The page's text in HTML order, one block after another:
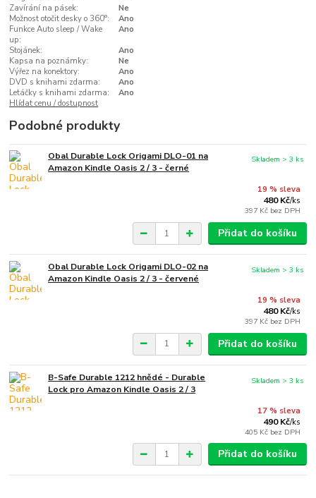
Zavírání na pásek:
Ne
Možnost otočit desky o 360°:
Ano
Funkce Auto sleep / Wake
up:
Ano
Stojánek:
Ano
Kapsa na poznámky:
Ne
Výřez na konektory:
Ano
DVD s knihami zdarma:
Ano
Letáčky s knihami zdarma:
Ano
Hlídat cenu / dostupnost
Podobné produkty
Obal Durable Lock Origami DLO-01 na
Amazon Kindle Oasis 2 / 3 - černé
19 % sleva
480 Kč/ks
397 Kč bez DPH
Skladem > 3 ks
Přidat do košíku
Obal Durable Lock Origami DLO-02 na
Amazon Kindle Oasis 2 / 3 - červené
19 % sleva
480 Kč/ks
397 Kč bez DPH
Skladem > 3 ks
Přidat do košíku
B-Safe Durable 1212 hnědé - Durable
Lock pro Amazon Kindle Oasis 2 / 3
17 % sleva
490 Kč/ks
405 Kč bez DPH
Skladem > 3 ks
Přidat do košíku